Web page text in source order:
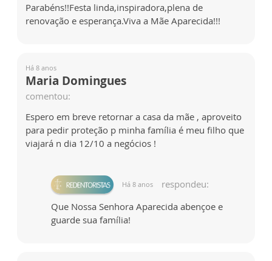
Parabéns!!Festa linda,inspiradora,plena de
renovação e esperança.Viva a Mãe Aparecida!!!
Há 8 anos
Maria Domingues
comentou:
Espero em breve retornar a casa da mãe , aproveito
para pedir proteção p minha família é meu filho que
viajará n dia 12/10 a negócios !
Há 8 anos
respondeu:
Que Nossa Senhora Aparecida abençoe e
guarde sua família!